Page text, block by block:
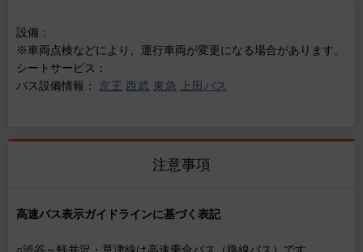
設備：
※車両点検などにより、運行車両が変更になる場合があります。
シートサービス：
バス設備情報： 京王 西武 東急 上田バス
注意事項
高速バス表示ガイドラインに基づく表記